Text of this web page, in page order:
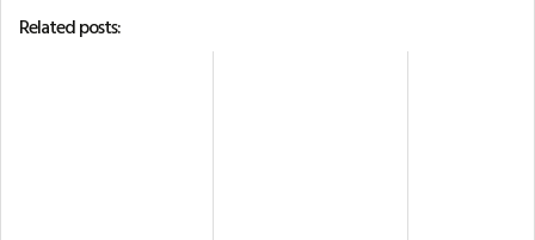
Related posts: